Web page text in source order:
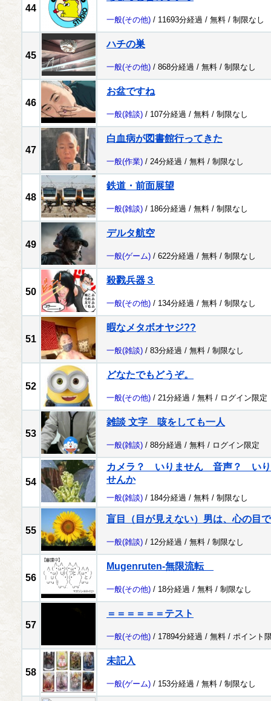
44
一般(その他) / 11693分経過 / 無料 / 制限なし
45
ハチの巣
一般(その他) / 868分経過 / 無料 / 制限なし
46
お盆ですね
一般(雑談) / 107分経過 / 無料 / 制限なし
47
白血病が図書館行ってきた
一般(作業) / 24分経過 / 無料 / 制限なし
48
鉄道・前面展望
一般(雑談) / 186分経過 / 無料 / 制限なし
49
デルタ航空
一般(ゲーム) / 622分経過 / 無料 / 制限なし
50
殺戮兵器３
一般(その他) / 134分経過 / 無料 / 制限なし
51
暇なメタボオヤジ??
一般(雑談) / 83分経過 / 無料 / 制限なし
52
どなたでもどうぞ。
一般(その他) / 21分経過 / 無料 / ログイン限定
53
雑談 文字 咳をしても一人
一般(雑談) / 88分経過 / 無料 / ログイン限定
54
カメラ？ いりません 音声？ いり
せんか
一般(雑談) / 184分経過 / 無料 / 制限なし
55
盲目（目が見えない）男は、心の目
一般(雑談) / 12分経過 / 無料 / 制限なし
56
Mugenruten-無限流転
一般(その他) / 18分経過 / 無料 / 制限なし
57
＝＝＝＝＝＝テスト
一般(その他) / 17894分経過 / 無料 / ポイント
58
未記入
一般(ゲーム) / 153分経過 / 無料 / 制限なし